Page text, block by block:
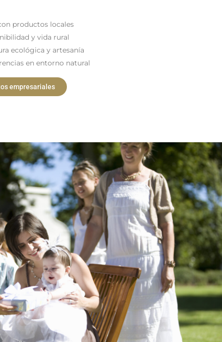
productos locales
y vida rural
ecológica y artesanía
en entorno natural
empresariales